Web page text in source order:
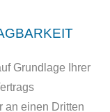
Grundlage Ihrer
an einen Dritten